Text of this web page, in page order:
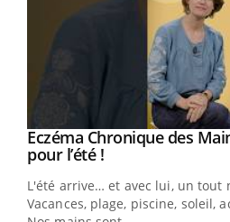
Youtube
Eczéma Chronique des
pour l’été !Youtube
L'été arrive… et avec lui, un tout
Vacances, plage, piscine, soleil,